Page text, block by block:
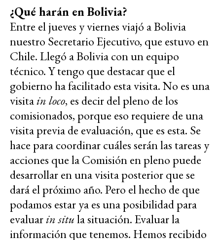
¿Qué harán en Bolivia?
Entre el jueves y viernes viajó a Bolivia
nuestro Secretario Ejecutivo, que estuvo en
Chile. Llegó a Bolivia con un equipo
técnico. Y tengo que destacar que el
gobierno ha facilitado esta visita. No es una
visitain loco, es decir del pleno de los
comisionados, porque eso requiere de una
visita previa de evaluación, que es esta. Se
hace para coordinar cuáles serán las tareas y
acciones que la Comisión en pleno puede
desarrollar en una visita posterior que se
dará el próximo año. Pero el hecho de que
podamos estar ya es una posibilidad para
evaluarin situla situación. Evaluar la
información que tenemos. Hemos recibido